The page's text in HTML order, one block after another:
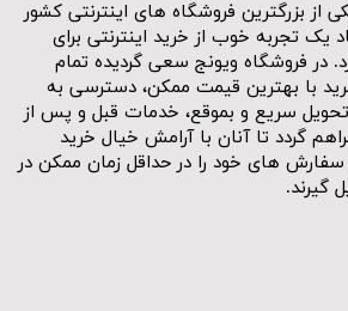
از بزرگترین فروشگاه های اینترنتی کشور
تجربه خوب از خرید اینترنتی برای
در فروشگاه ویونج سعی گردیده تمام
با بهترین قیمت ممکن، دسترسی به
سریع و بموقع، خدمات قبل و پس از
گردد تا آنان با آرامش خیال خرید
سفارش های خود را در حداقل زمان ممکن در
گیرند.​​​​​​​